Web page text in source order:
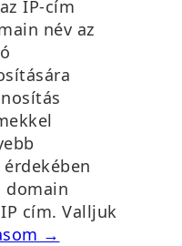
IP-cím
név az
domain
cím. Valljuk
→